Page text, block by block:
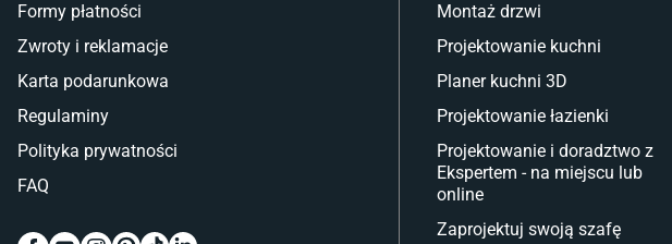
Formy płatności
Zwroty i reklamacje
Karta podarunkowa
Regulaminy
Polityka prywatności
FAQ
Montaż drzwi
Projektowanie kuchni
Planer kuchni 3D
Projektowanie łazienki
Projektowanie i doradztwo z
Ekspertem - na miejscu lub
online
Zaprojektuj swoją szafę